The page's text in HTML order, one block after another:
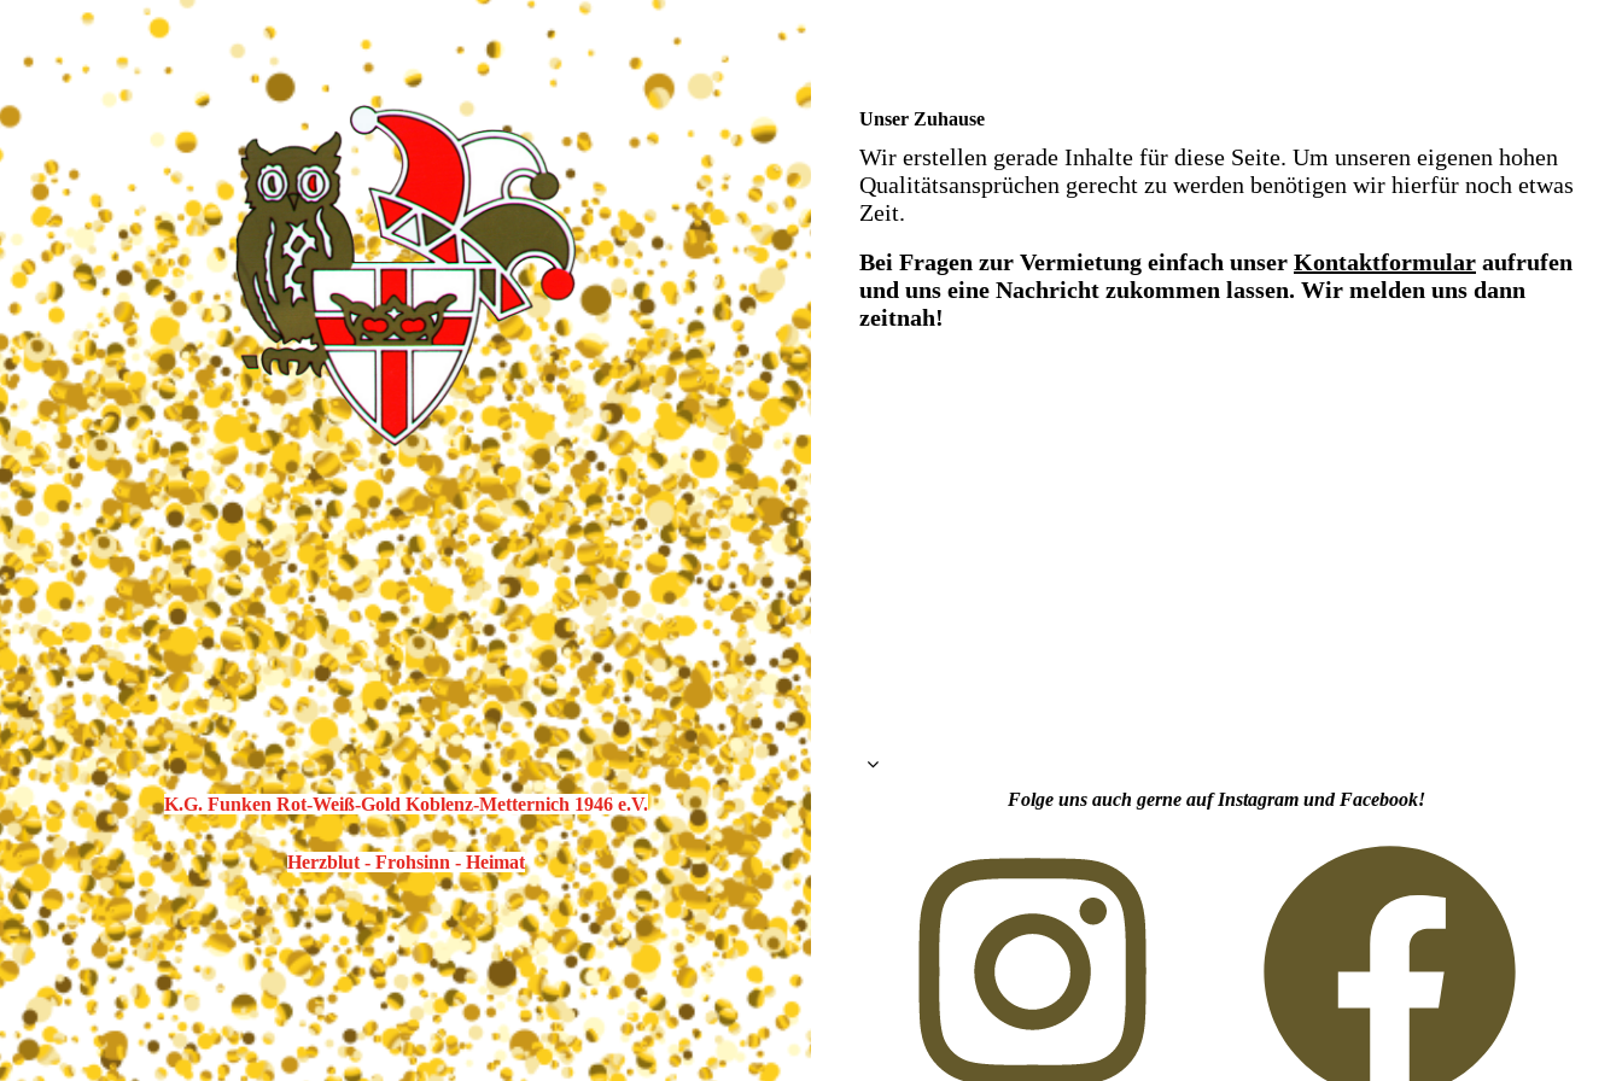
K.G. Funken Rot-Weiß-Gold Koblenz-Metternich 1946 e.V.
Herzblut - Frohsinn - Heimat
Unser Zuhause
Wir erstellen gerade Inhalte für diese Seite. Um unseren eigenen hohen
Qualitätsansprüchen gerecht zu werden benötigen wir hierfür noch etwas
Zeit.
Bei Fragen zur Vermietung einfach unser Kontaktformular aufrufen
und uns eine Nachricht zukommen lassen. Wir melden uns dann
zeitnah!
Folge uns auch gerne auf Instagram und Facebook!